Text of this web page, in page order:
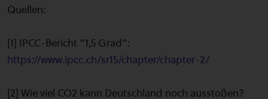
Quellen:
[1] IPCC-Bericht “1,5 Grad”:
https://www.ipcc.ch/sr15/chapter/chapter-2/
[2] Wie viel CO2 kann Deutschland noch ausstoßen?